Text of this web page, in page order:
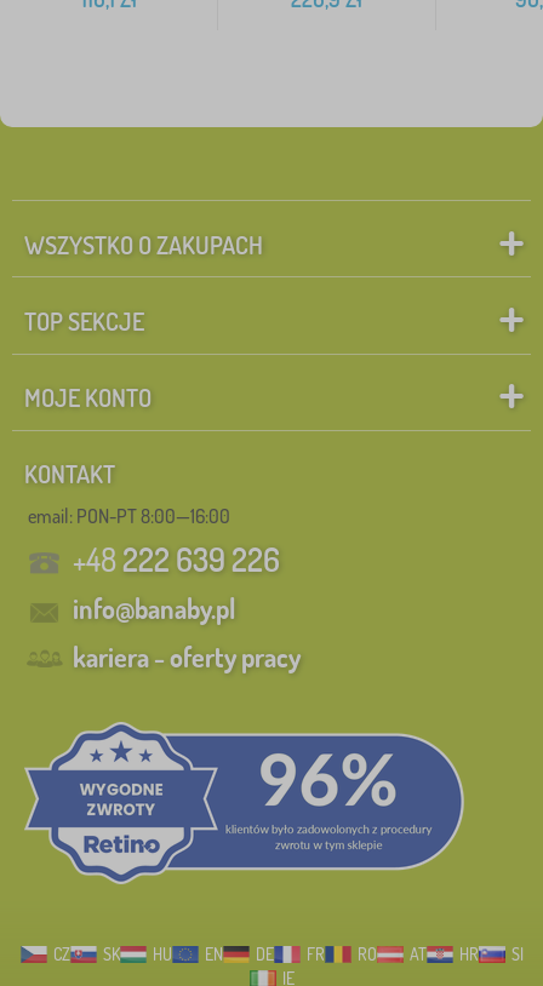
WSZYSTKO O ZAKUPACH
TOP SEKCJE
MOJE KONTO
KONTAKT
email: PON-PT 8:00—16:00
+48222 639 226
info@banaby.pl
kariera - oferty pracy
CZ SK HU EN DE FR RO AT HR
SI
IE